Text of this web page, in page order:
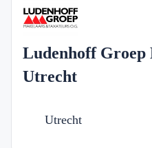
Ludenhoff Groep
Utrecht
Utrecht